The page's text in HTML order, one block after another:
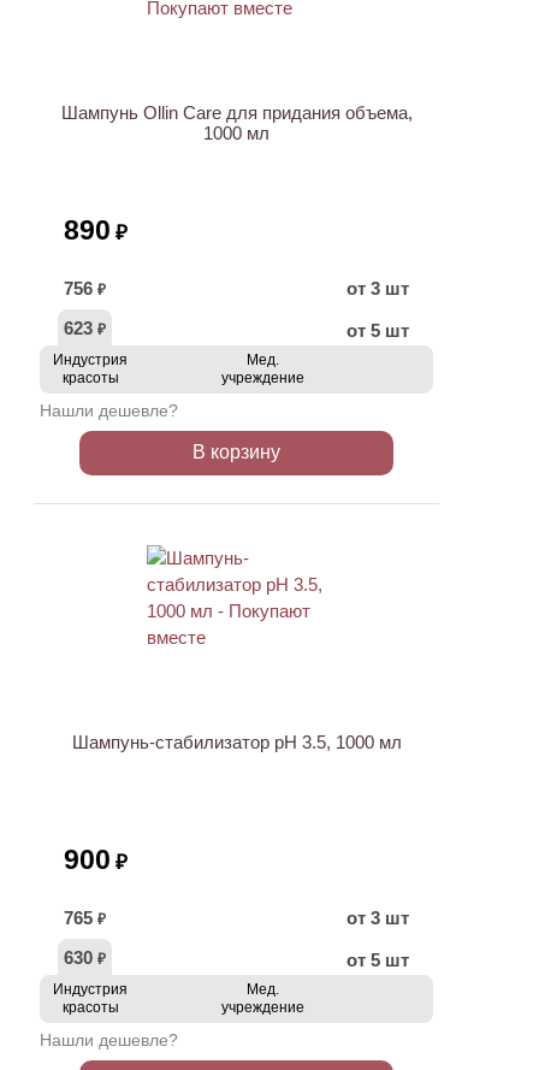
Шампунь Ollin Care для придания объема,
1000 мл
890 ₽
756 ₽
от 3 шт
623 ₽ от 5 шт
Индустрия
красоты
Мед.
учреждение
Нашли дешевле?
В корзину
Шампунь-стабилизатор pH 3.5, 1000 мл
900 ₽
765 ₽
от 3 шт
630 ₽ от 5 шт
Индустрия
красоты
Мед.
учреждение
Нашли дешевле?